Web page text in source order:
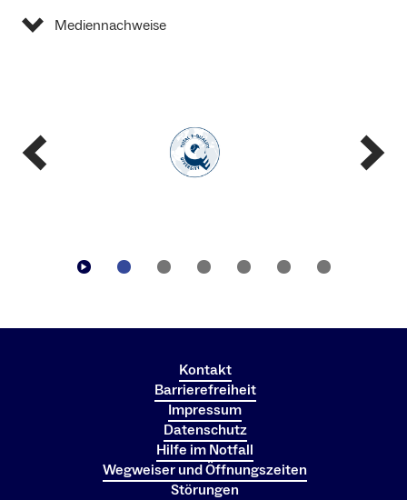
Mediennachweise
Kontakt
Barrierefreiheit
Impressum
Datenschutz
Hilfe im Notfall
Wegweiser und Öffnungszeiten
Störungen